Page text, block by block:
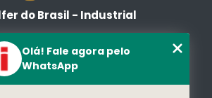
do Brasil - Industrial
Jesus Fernandes , 172 - Jardim Santo
Afonso
CEP: 07215-230
(11) 3296-7700
contato@incalfer.com.br
Olá! Fale agora pelo
WhatsApp